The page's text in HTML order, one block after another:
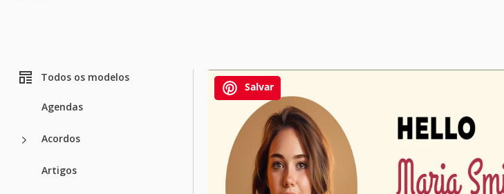
Todos os modelos
Agendas
Acordos
Artigos
Salvar